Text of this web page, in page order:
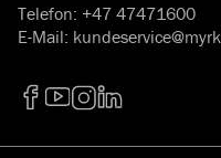
Telefon: +47 47471600
E-Mail: